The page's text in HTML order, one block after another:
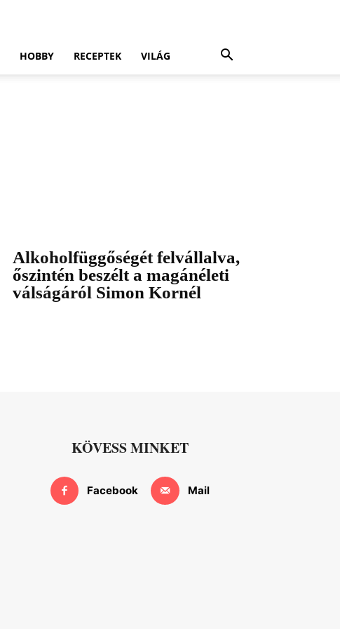
HOBBY RECEPTEK VILÁG
Alkoholfüggőségét felvállalva,
őszintén beszélt a magánéleti
válságáról Simon Kornél
KÖVESS MINKET
Facebook Mail